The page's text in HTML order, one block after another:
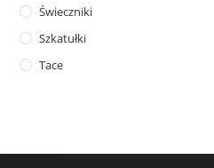
Świeczniki
Szkatułki
Tace